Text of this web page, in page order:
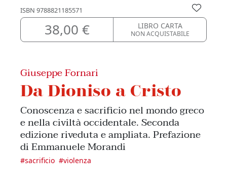
ISBN 9788821185571
38,00 € LIBRO CARTA
NON ACQUISTABILE
Giuseppe Fornari
Da Dioniso a Cristo
Conoscenza e sacrificio nel mondo greco
e nella civiltà occidentale. Seconda
edizione riveduta e ampliata. Prefazione
di Emmanuele Morandi
#sacrificio #violenza